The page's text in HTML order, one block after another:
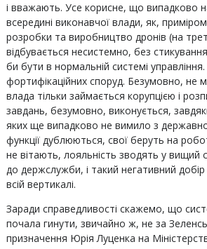
і вважають. Усе корисне, що випадково
всередині виконавчої влади, як,
розробки та виробництво дронів (на
відбувається несистемно, без
би бути в нормальній системі
фортифікаційних споруд. Безумовно, не
влада тільки займається корупцією і
завдань, безумовно, виконується,
яких ще випадково не вимило з
функції дублюються, свої беруть на
не вітають, лояльність зводять у вищий
до держслужби, і такий негативний добір
всій вертикалі.
Заради справедливості скажемо, що
почала гинути, звичайно ж, не за
призначення Юрія Луценка на